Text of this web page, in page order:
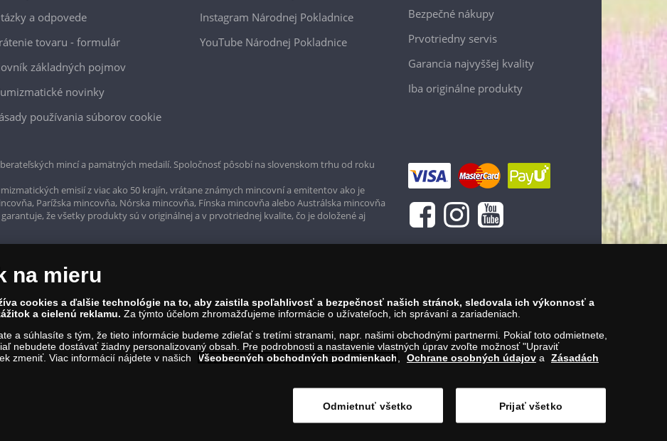
a odpovede
tovaru - formulár
základných pojmov
novinky
používania súborov cookie
Instagram Národnej Pokladnice
YouTube Národnej Pokladnice
Bezpečné nákupy
Prvotriedny servis
Garancia najvyššej kvality
Iba originálne produkty
mincí a pamätných medailí. Spoločnosť pôsobí na slovenskom trhu od roku
emisií z viac ako 50 krajín, vrátane známych mincovní a emitentov ako je
Parížska mincovňa, Nórska mincovňa, Fínska mincovňa alebo Austrálska mincovňa
že všetky produkty sú v originálnej a v prvotriednej kvalite, čo je doložené aj
IČO: 45 480 206, DIČ: SK2023004302
na mieru
cookies a ďalšie technológie na to, aby zaistila spoľahlivosť a bezpečnosť našich stránok, sledovala ich výkonnosť a
a cielenú reklamu. Za týmto účelom zhromažďujeme informácie o užívateľoch, ich správaní a zariadeniach.
a súhlasíte s tým, že tieto informácie budeme zdieľať s tretími stranami, napr. našimi obchodnými partnermi. Pokiaľ toto odmietnete,
nebudete dostávať žiadny personalizovaný obsah. Pre podrobnosti a nastavenie vlastných úprav zvoľte možnosť "Upraviť
zmeniť. Viac informácií nájdete v našich
Všeobecných obchodných podmienkach Ochrane osobných údajov a
Zásadách
Odmietnuť všetko Prijať všetko